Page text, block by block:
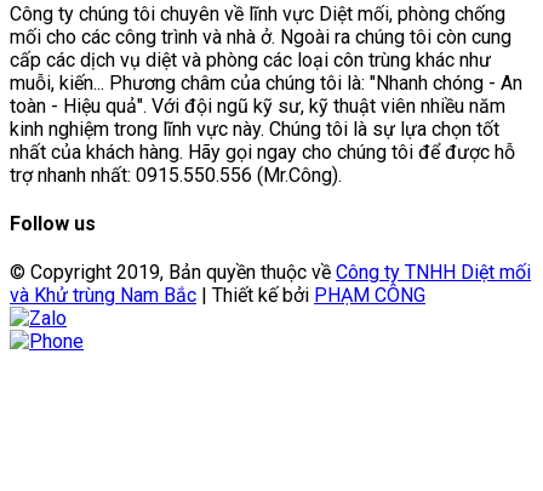
Công ty chúng tôi chuyên về lĩnh vực Diệt mối, phòng chống
mối cho các công trình và nhà ở. Ngoài ra chúng tôi còn cung
cấp các dịch vụ diệt và phòng các loại côn trùng khác như
muỗi, kiến... Phương châm của chúng tôi là: "Nhanh chóng - An
toàn - Hiệu quả". Với đội ngũ kỹ sư, kỹ thuật viên nhiều năm
kinh nghiệm trong lĩnh vực này. Chúng tôi là sự lựa chọn tốt
nhất của khách hàng. Hãy gọi ngay cho chúng tôi để được hỗ
trợ nhanh nhất: 0915.550.556 (Mr.Công).
Follow us
© Copyright 2019, Bản quyền thuộc về Công ty TNHH Diệt mối
và Khử trùng Nam Bắc | Thiết kế bởi PHẠM CÔNG